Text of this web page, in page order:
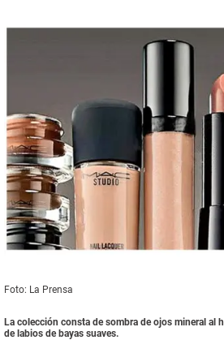
Foto: La Prensa
La colección consta de sombra de ojos mineral al
de labios de bayas suaves.